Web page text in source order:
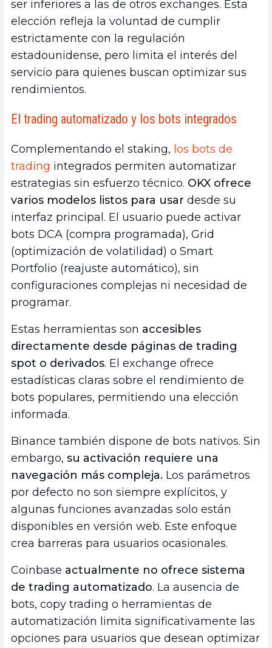
ser inferiores a las de otros exchanges. Esta
elección refleja la voluntad de cumplir
estrictamente con la regulación
estadounidense, pero limita el interés del
servicio para quienes buscan optimizar sus
rendimientos.
El trading automatizado y los bots integrados
Complementando el staking, los bots de
trading integrados permiten automatizar
estrategias sin esfuerzo técnico. OKX ofrece
varios modelos listos para usar desde su
interfaz principal. El usuario puede activar
bots DCA (compra programada), Grid
(optimización de volatilidad) o Smart
Portfolio (reajuste automático), sin
configuraciones complejas ni necesidad de
programar.
Estas herramientas son accesibles
directamente desde páginas de trading
spot o derivados. El exchange ofrece
estadísticas claras sobre el rendimiento de
bots populares, permitiendo una elección
informada.
Binance también dispone de bots nativos. Sin
embargo, su activación requiere una
navegación más compleja. Los parámetros
por defecto no son siempre explícitos, y
algunas funciones avanzadas solo están
disponibles en versión web. Este enfoque
crea barreras para usuarios ocasionales.
Coinbase actualmente no ofrece sistema
de trading automatizado. La ausencia de
bots, copy trading o herramientas de
automatización limita significativamente las
opciones para usuarios que desean optimizar